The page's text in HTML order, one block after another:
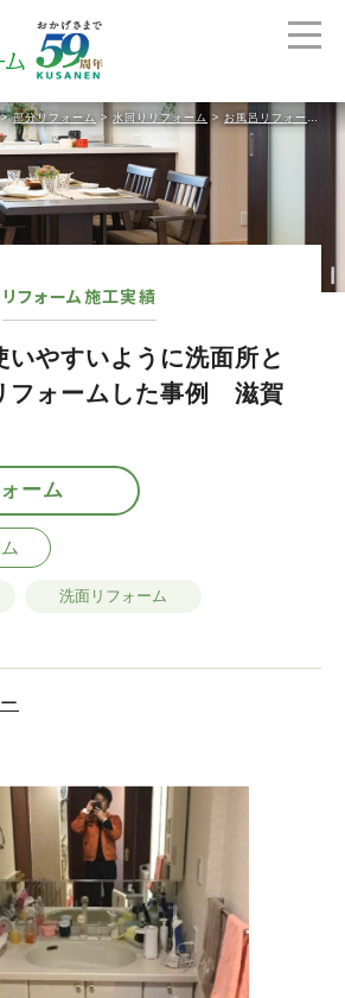
部分リフォーム > 水回りリフォーム > お風呂リフォーム
リフォーム施工実績
いやすいように洗面所と
フォームした事例 滋賀
ーム
洗面リフォーム